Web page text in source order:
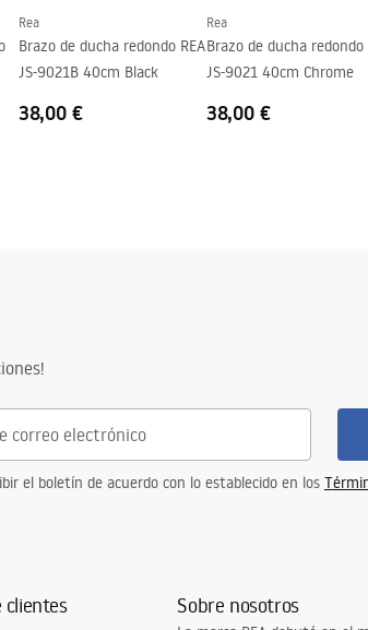
Rea
Brazo de ducha redondo REA
JS-9021B 40cm Black
38,00 €
Rea
Brazo de ducha redondo
JS-9021 40cm Chrome
38,00 €
el boletín de acuerdo con lo establecido en los
clientes Sobre nosotros